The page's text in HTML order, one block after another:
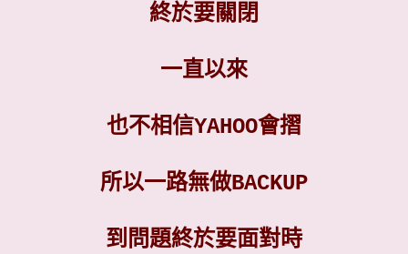
終於要關閉
一直以來
也不相信YAHOO會摺
所以一路無做BACKUP
到問題終於要面對時